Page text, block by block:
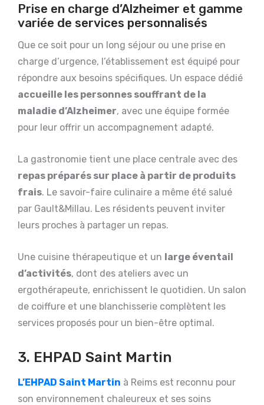
Prise en charge d’Alzheimer et gamme
variée de services personnalisés
Que ce soit pour un long séjour ou une prise en
charge d’urgence, l’établissement est équipé pour
répondre aux besoins spécifiques. Un espace dédié
accueille les personnes souffrant de la
maladie d’Alzheimer, avec une équipe formée
pour leur offrir un accompagnement adapté.
La gastronomie tient une place centrale avec des
repas préparés sur place à partir de produits
frais. Le savoir-faire culinaire a même été salué
par Gault&Millau. Les résidents peuvent inviter
leurs proches à partager un repas.
Une cuisine thérapeutique et un large éventail
d’activités, dont des ateliers avec un
ergothérapeute, enrichissent le quotidien. Un salon
de coiffure et une blanchisserie complètent les
services proposés pour un bien-être optimal.
3. EHPAD Saint Martin
L’EHPAD Saint Martin à Reims est reconnu pour
son environnement chaleureux et ses soins